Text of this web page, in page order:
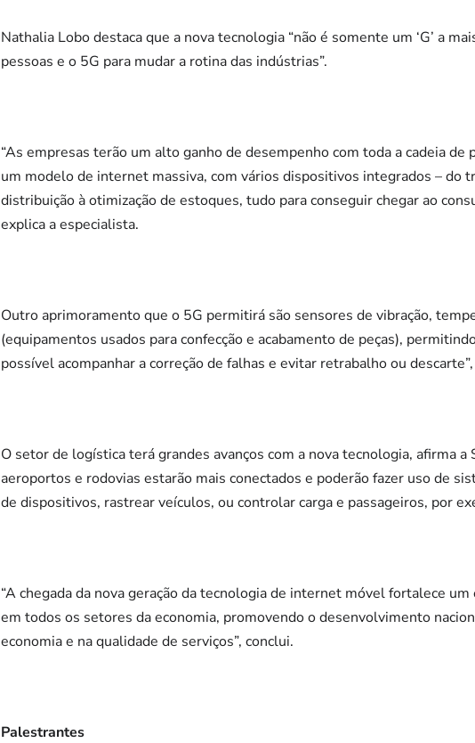
Nathalia Lobo destaca que a nova tecnologia “não é somente um ‘G’ a
pessoas e o 5G para mudar a rotina das indústrias”.
“As empresas terão um alto ganho de desempenho com toda a cadeia
um modelo de internet massiva, com vários dispositivos integrados – do
distribuição à otimização de estoques, tudo para conseguir chegar ao
explica a especialista.
Outro aprimoramento que o 5G permitirá são sensores de vibração,
(equipamentos usados para confecção e acabamento de peças),
possível acompanhar a correção de falhas e evitar retrabalho ou
O setor de logística terá grandes avanços com a nova tecnologia, afirma a
aeroportos e rodovias estarão mais conectados e poderão fazer uso de
de dispositivos, rastrear veículos, ou controlar carga e passageiros, por
“A chegada da nova geração da tecnologia de internet móvel fortalece
em todos os setores da economia, promovendo o desenvolvimento
economia e na qualidade de serviços”, conclui.
Palestrantes